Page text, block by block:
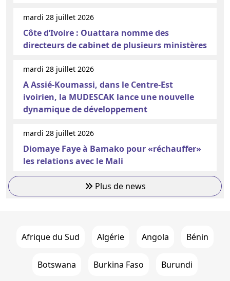
mardi 28 juillet 2026
Côte d’Ivoire : Ouattara nomme des
directeurs de cabinet de plusieurs ministères
mardi 28 juillet 2026
A Assié-Koumassi, dans le Centre-Est
ivoirien, la MUDESCAK lance une nouvelle
dynamique de développement
mardi 28 juillet 2026
Diomaye Faye à Bamako pour «réchauffer»
les relations avec le Mali
Plus de news
Afrique du Sud Algérie Angola Bénin
Botswana Burkina Faso Burundi